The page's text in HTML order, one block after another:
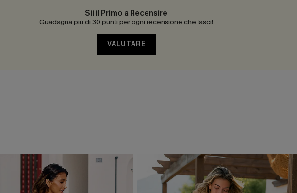
Sii il Primo a Recensire
Guadagna più di 30 punti per ogni recensione che lasci!
VALUTARE